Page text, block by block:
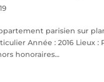
parisien sur
Année : 2016 Lieux
honoraires...